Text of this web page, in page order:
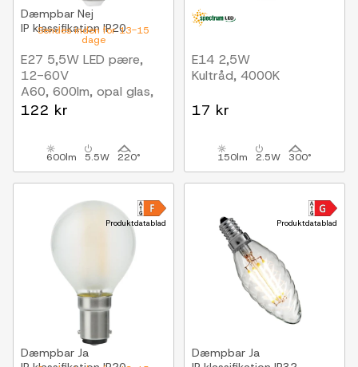
Sendes inden for 13-15
dage
Dæmpbar Nej
IP klassifikation IP20
E27 5,5W LED pære,
12-60V
A60, 600lm, opal glas,
3000K
122 kr
600lm 5.5W 220°
E14 2,5W
Kultråd, 4000K
17 kr
150lm 2.5W 300°
Produktdatablad
Dæmpbar Ja
Produktdatablad
Dæmpbar Ja